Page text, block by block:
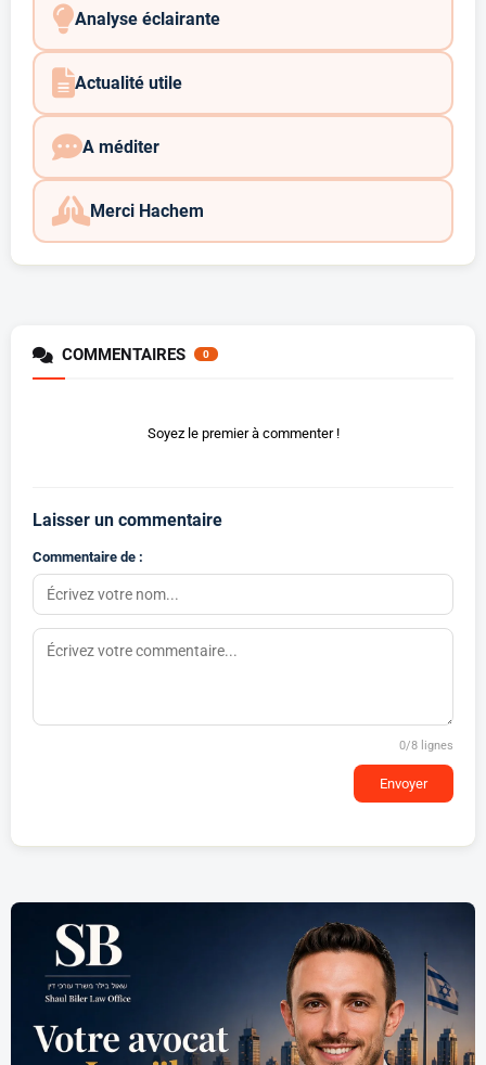
Analyse éclairante
Actualité utile
A méditer
Merci Hachem
COMMENTAIRES 0
Soyez le premier à commenter !
Laisser un commentaire
Commentaire de :
0/8 lignes
Envoyer